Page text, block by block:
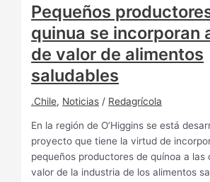
Pequeños
quinua se incorporan
de valor de alimentos
saludables
.Chile, Noticias / Redagrícola
En la región de O’Higgins se está
proyecto que tiene la virtud de
pequeños productores de quínoa a las
valor de la industria de los alimentos